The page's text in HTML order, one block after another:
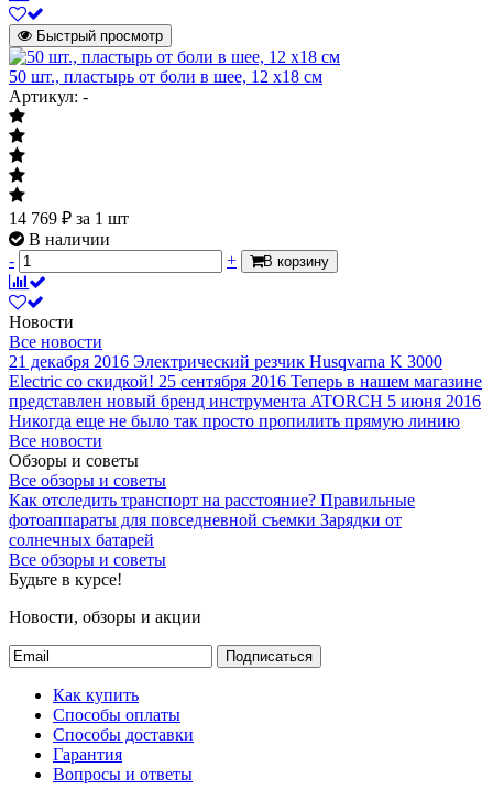
Быстрый просмотр
50 шт., пластырь от боли в шее, 12 х18 см
Артикул: -
14 769 ₽ за 1 шт
В наличии
-
+ В корзину
Новости
Все новости
21 декабря 2016 Электрический резчик Husqvarna K 3000
Electric со скидкой! 25 сентября 2016 Теперь в нашем магазине
представлен новый бренд инструмента ATORCH 5 июня 2016
Никогда еще не было так просто пропилить прямую линию
Все новости
Обзоры и советы
Все обзоры и советы
Как отследить транспорт на расстояние? Правильные
фотоаппараты для повседневной съемки Зарядки от
солнечных батарей
Все обзоры и советы
Будьте в курсе!
Новости, обзоры и акции
Подписаться
Как купить
Способы оплаты
Способы доставки
Гарантия
Вопросы и ответы